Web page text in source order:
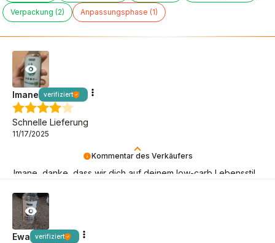
Verpackung (2) Anpassungsphase (1)
Kommentar des Verkäufers
Imane, danke, dass wir dich auf deinem low-carb Lebensstil
Imane verifiziert
Schnelle Lieferung
11/17/2025
Ewa verifiziert